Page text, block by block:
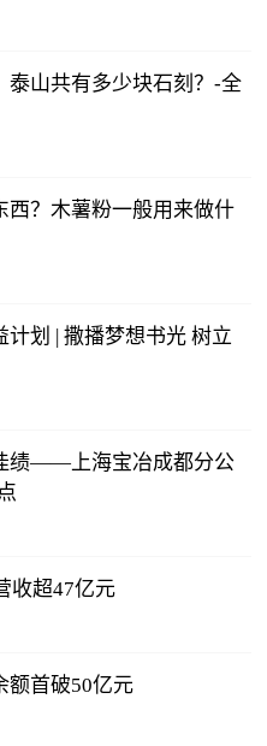
泰山共有多少块石刻？-全
西？木薯粉一般用来做什
划 | 撒播梦想书光 树立
绩——上海宝冶成都分公
收超47亿元
额首破50亿元